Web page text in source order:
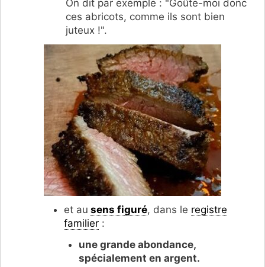
On dit par exemple : "Goûte-moi donc
ces abricots, comme ils sont bien
juteux !".
et au sens figuré, dans le registre
familier:
une grande abondance,
spécialement en argent.